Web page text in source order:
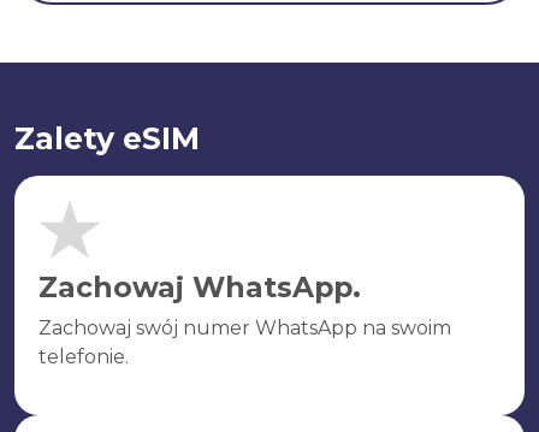
Zalety eSIM
Zachowaj WhatsApp.
Zachowaj swój numer WhatsApp na swoim
telefonie.